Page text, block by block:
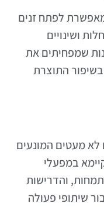
לפתח זנים
ושינויים
שמפחיתים את
בשיפור התוצרת
לא מעטים המונעים
במפעלי
והדרישות
שיתופי פעולה